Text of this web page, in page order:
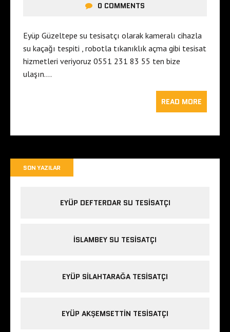
0 COMMENTS
Eyüp Güzeltepe su tesisatçı olarak kameralı cihazla
su kaçağı tespiti , robotla tıkanıklık açma gibi tesisat
hizmetleri veriyoruz 0551 231 83 55 ten bize
ulaşın….
READ MORE
SON YAZILAR
EYÜP DEFTERDAR SU TESISATÇI
İSLAMBEY SU TESISATÇI
EYÜP SILAHTARAĞA TESISATÇI
EYÜP AKŞEMSETTIN TESISATÇI